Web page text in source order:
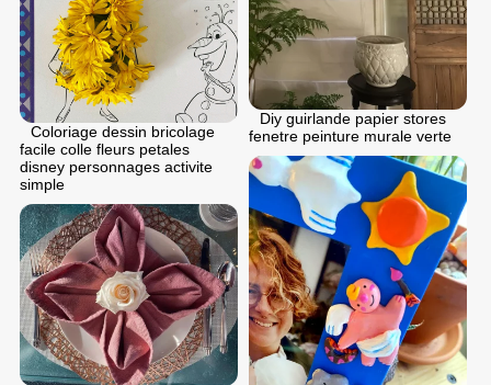
Diy guirlande papier stores
fenetre peinture murale verte
Coloriage dessin bricolage
facile colle fleurs petales
disney personnages activite
simple